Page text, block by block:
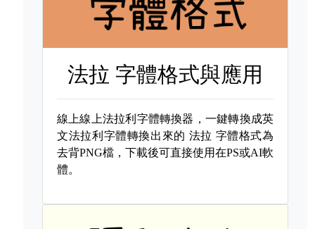
法拉 字體格式與應用
線上線上法拉利字體轉換器，一鍵轉換成英
文法拉利字體轉換出來的 法拉 字體格式為
去背PNG檔，下載後可直接使用在PS或AI軟
體。